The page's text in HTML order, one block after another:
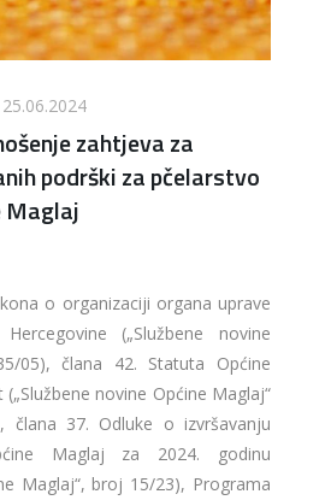
zahtjeva za
podrški za pčelarstvo
Maglaj
o organizaciji organa uprave
(„Službene novine
05), člana 42. Statuta Općine
novine Općine Maglaj“
37. Odluke o izvršavanju
Maglaj za 2024. godinu
Maglaj“, broj 15/23), Programa